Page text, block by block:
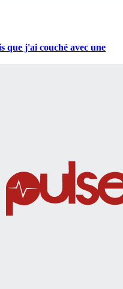
que j'ai couché avec une